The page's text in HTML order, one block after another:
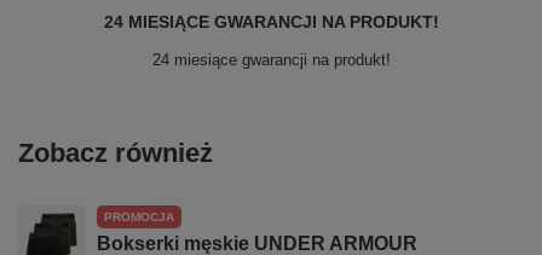
24 MIESIĄCE GWARANCJI NA PRODUKT!
24 miesiące gwarancji na produkt!
Zobacz również
PROMOCJA
Bokserki męskie UNDER ARMOUR